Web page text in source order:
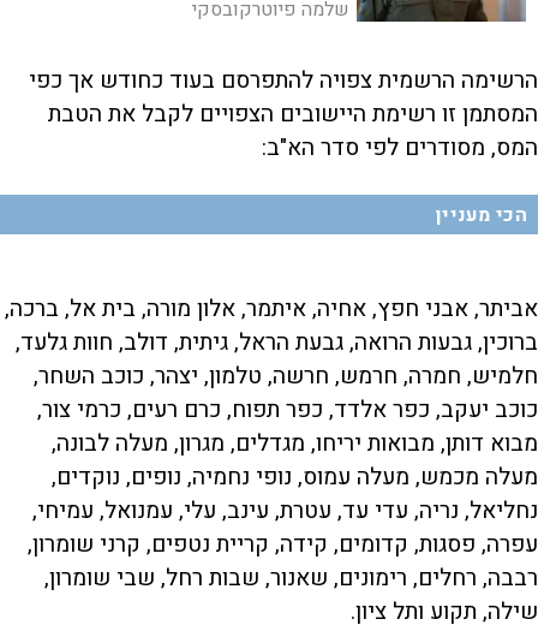
היועצת חייבת להניח את המפתחות
שלמה פיוטרקובסקי
הרשימה הרשמית צפויה להתפרסם בעוד כחודש אך כפי
המסתמן זו רשימת היישובים הצפויים לקבל את הטבת
המס, מסודרים לפי סדר הא"ב:
הכי מעניין
אביתר, אבני חפץ, אחיה, איתמר, אלון מורה, בית אל, ברכה,
ברוכין, גבעות הרואה, גבעת הראל, גיתית, דולב, חוות גלעד,
חלמיש, חמרה, חרמש, חרשה, טלמון, יצהר, כוכב השחר,
כוכב יעקב, כפר אלדד, כפר תפוח, כרם רעים, כרמי צור,
מבוא דותן, מבואות יריחו, מגדלים, מגרון, מעלה לבונה,
מעלה מכמש, מעלה עמוס, נופי נחמיה, נופים, נוקדים,
נחליאל, נריה, עדי עד, עטרת, עינב, עלי, עמנואל, עמיחי,
עפרה, פסגות, קדומים, קידה, קריית נטפים, קרני שומרון,
רבבה, רחלים, רימונים, שאנור, שבות רחל, שבי שומרון,
שילה, תקוע ותל ציון.